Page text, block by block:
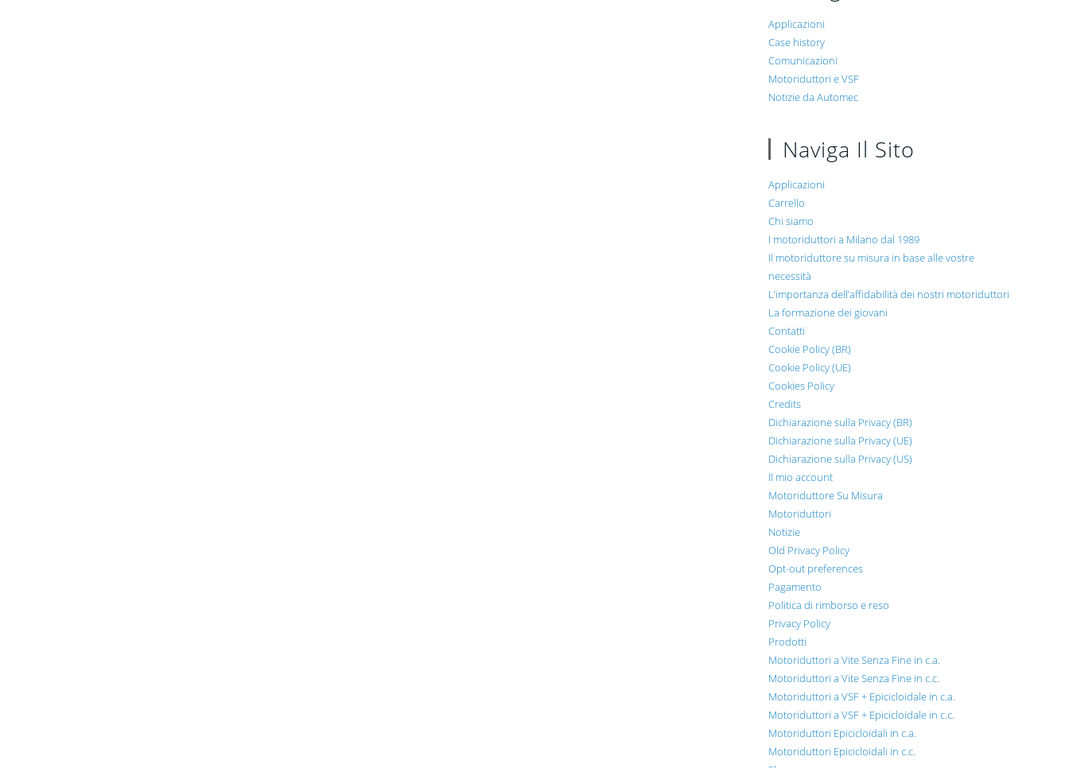
Applicazioni
Case history
Comunicazioni
Motoriduttori e VSF
Notizie da Automec
Naviga Il Sito
Applicazioni
Carrello
Chi siamo
I motoriduttori a Milano dal 1989
Il motoriduttore su misura in base alle vostre
necessità
L’importanza dell’affidabilità dei nostri motoriduttori
La formazione dei giovani
Contatti
Cookie Policy (BR)
Cookie Policy (UE)
Cookies Policy
Credits
Dichiarazione sulla Privacy (BR)
Dichiarazione sulla Privacy (UE)
Dichiarazione sulla Privacy (US)
Il mio account
Motoriduttore Su Misura
Motoriduttori
Notizie
Old Privacy Policy
Opt-out preferences
Pagamento
Politica di rimborso e reso
Privacy Policy
Prodotti
Motoriduttori a Vite Senza Fine in c.a.
Motoriduttori a Vite Senza Fine in c.c.
Motoriduttori a VSF + Epicicloidale in c.a.
Motoriduttori a VSF + Epicicloidale in c.c.
Motoriduttori Epicicloidali in c.a.
Motoriduttori Epicicloidali in c.c.